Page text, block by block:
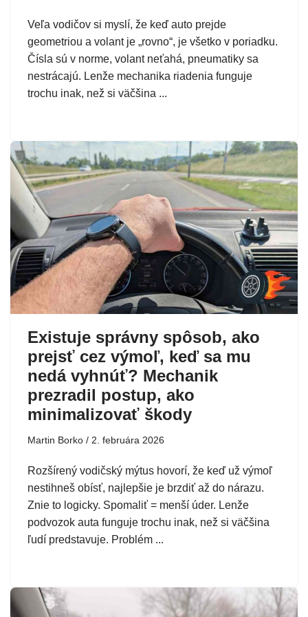
Veľa vodičov si myslí, že keď auto prejde
geometriou a volant je „rovno“, je všetko v poriadku.
Čísla sú v norme, volant neťahá, pneumatiky sa
nestrácajú. Lenže mechanika riadenia funguje
trochu inak, než si väčšina ...
Existuje správny spôsob, ako
prejsť cez výmoľ, keď sa mu
nedá vyhnúť? Mechanik
prezradil postup, ako
minimalizovať škody
Martin Borko 2. februára 2026
Rozšírený vodičský mýtus hovorí, že keď už výmoľ
nestihneš obísť, najlepšie je brzdiť až do nárazu.
Znie to logicky. Spomaliť = menší úder. Lenže
podvozok auta funguje trochu inak, než si väčšina
ľudí predstavuje. Problém ...